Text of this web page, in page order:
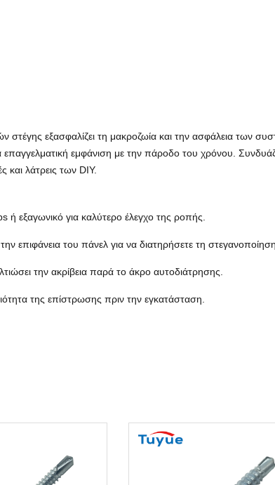
εξασφαλίζει τη μακροζωία και την ασφάλεια των
εμφάνιση με την πάροδο του χρόνου.
και λάτρεις των DIY.
εξαγωνικό για καλύτερο έλεγχο της ροπής.
επιφάνεια του πάνελ για να διατηρήσετε τη
την ακρίβεια παρά το άκρο αυτοδιάτρησης.
της επίστρωσης πριν την εγκατάσταση.